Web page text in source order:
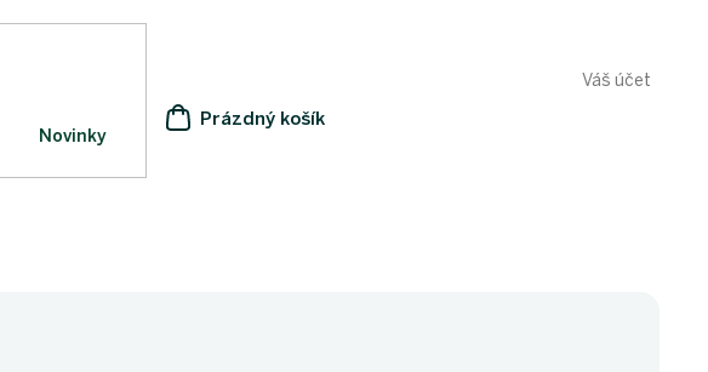
Váš účet
NÁKUPNÍ
Prázdný košík
Novinky